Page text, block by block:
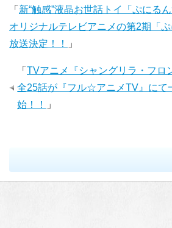
「 新“触感”液晶お世話トイ「ぷにる
オリジナルテレビアニメの第2期「ぷ
放送決定！！
」
「 TVアニメ『シャングリラ・フロ
全25話が『フル☆アニメTV』にて
始！！
」